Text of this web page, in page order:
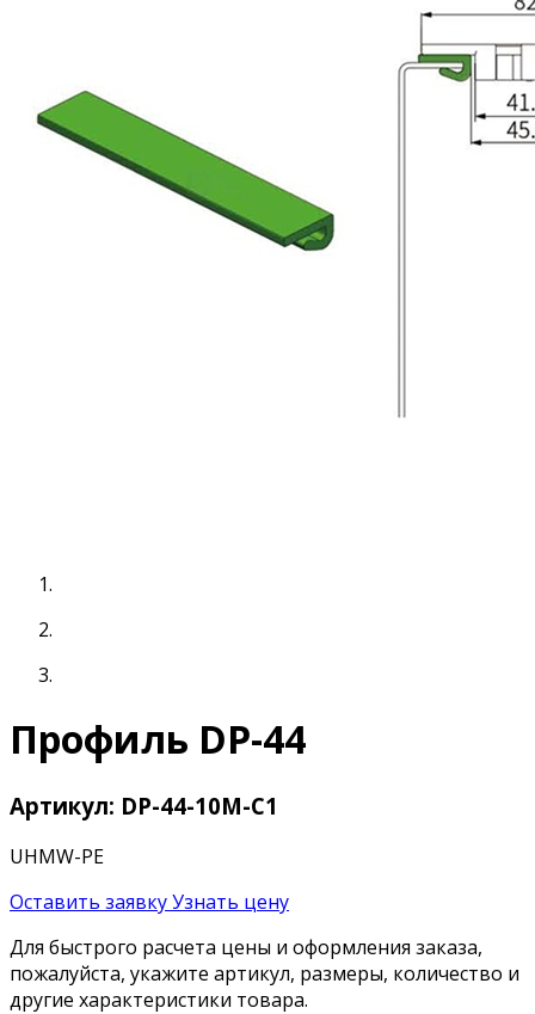
Профиль DP-44
Артикул: DP-44-10M-C1
UHMW-PE
Оставить заявкуУзнать цену
Для быстрого расчета цены и оформления заказа,
пожалуйста, укажите артикул, размеры, количество и
другие характеристики товара.